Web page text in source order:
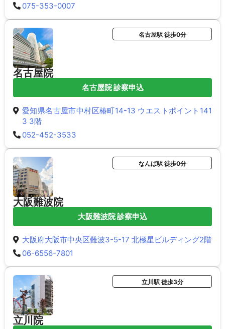
075-353-0007
名古屋院
名古屋駅 徒歩0分
名古屋院 診察申込
愛知県名古屋市中村区椿町14-13 ウエストポイント141
3 3階
052-452-3533
大阪難波院
なんば駅 徒歩0分
大阪難波院 診察申込
大阪府大阪市中央区難波3-5-17 北極星ビルディング2階
06-6556-7801
立川院
立川駅 徒歩3分